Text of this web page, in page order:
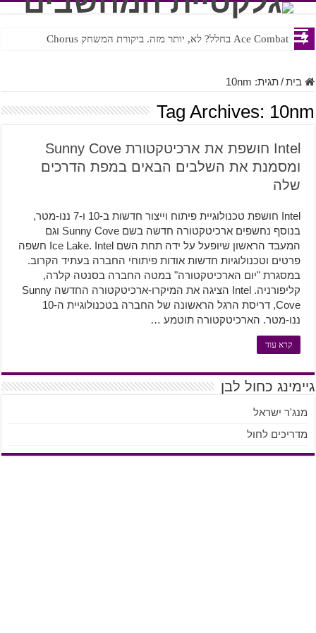
Ace Combat בחלל? לא, יותר מזה. ביקורת המשחק Chorus
בית/תגית: 10nm
Tag Archives: 10nm
Intel חושפת את ארכיטקטורת Sunny Cove
ומסמנת את השלבים הבאים במפת הדרכים
שלה
Intel חושפת טכנולוגיית פיתוח וייצור חדשות ב-10 ו-7 ננו-מטר,
בנוסף נחשפים ארכיטקטורה חדשה בשם Sunny Cove וגם
המעבד הראשון שיופעל על ידה תחת השם Ice Lake. Intel חשפה
פרטים וטכנולוגיות חדשות אודות פיתוחי החברה בעתיד הקרוב.
במסגרת "יום הארכיטקטורה" במטה החברה בסנטה קלרה,
קליפורניה. Intel הציגה את המיקרו-ארכיטקטורה החדשה Sunny
Cove, דריסת הרגל הראשונה של החברה בטכנולוגיית ה-10
ננו-מטר. הארכיטקטורה תוטמע …
קרא עוד
גיימינג כחול לבן
מנג'ר ישראל
מדריכים לחול